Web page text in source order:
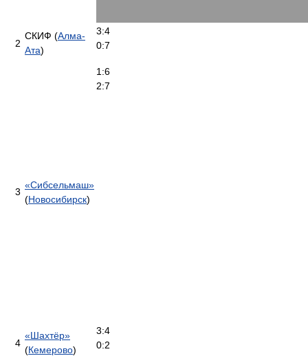
2
СКИФ (Алма-
Ата)
3:4
0:7
3
«Сибсельмаш»
(Новосибирск)
1:6
2:7
4
«Шахтёр»
(Кемерово)
3:4
0:2